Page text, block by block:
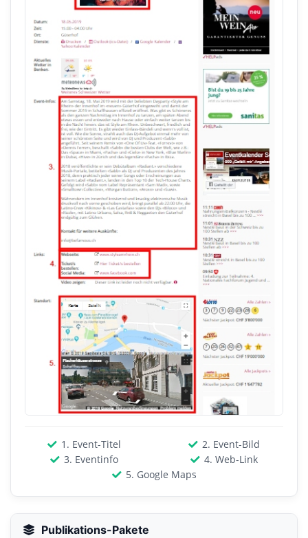
1. Event-Titel
2. Event-Bild
3. Eventinfo
4. Web-Link
5. Google Maps
Publikations-Pakete